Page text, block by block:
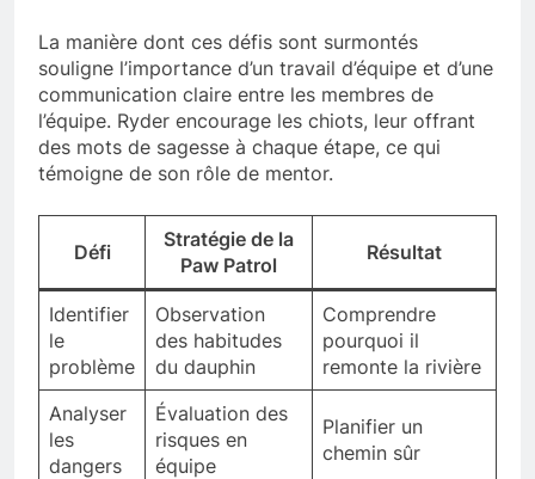
La manière dont ces défis sont surmontés
souligne l’importance d’un travail d’équipe et d’une
communication claire entre les membres de
l’équipe. Ryder encourage les chiots, leur offrant
des mots de sagesse à chaque étape, ce qui
témoigne de son rôle de mentor.
Défi
Stratégie de la
Paw Patrol
Résultat
Identifier
le
problème
Observation
des habitudes
du dauphin
Comprendre
pourquoi il
remonte la rivière
Analyser
les
dangers
Évaluation des
risques en
équipe
Planifier un
chemin sûr